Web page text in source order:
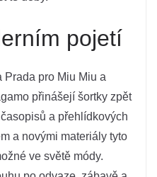
pojetí
Prada pro Miu Miu a
přinášejí šortky zpět
a přehlídkových
a novými materiály tyto
ve světě módy.